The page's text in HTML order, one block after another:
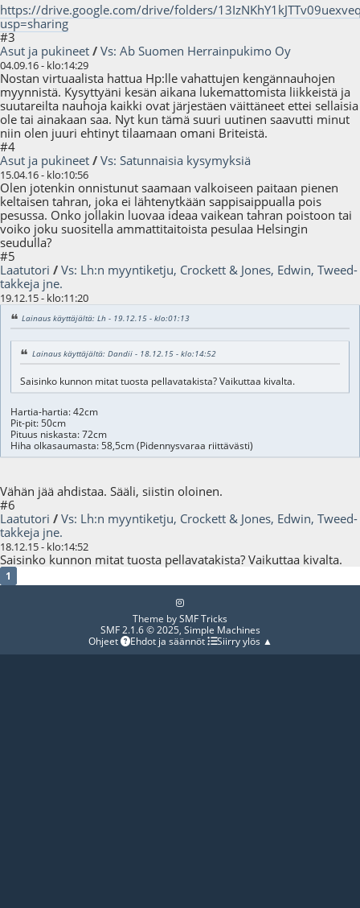
https://drive.google.com/drive/folders/
usp=sharing
#3
Asut ja pukineet / Vs: Ab Suomen Herrainpukimo Oy
04.09.16 - klo:14:29
Nostan virtuaalista hattua Hp:lle vahattujen kengännauhojen
myynnistä. Kysyttyäni kesän aikana lukemattomista liikkeistä ja
suutareilta nauhoja kaikki ovat järjestäen väittäneet ettei sellaisia
ole tai ainakaan saa. Nyt kun tämä suuri uutinen saavutti minut
niin olen juuri ehtinyt tilaamaan omani Briteistä.
#4
Asut ja pukineet / Vs: Satunnaisia kysymyksiä
15.04.16 - klo:10:56
Olen jotenkin onnistunut saamaan valkoiseen paitaan pienen
keltaisen tahran, joka ei lähtenytkään sappisaippualla pois
pesussa. Onko jollakin luovaa ideaa vaikean tahran poistoon tai
voiko joku suositella ammattitaitoista pesulaa Helsingin
seudulla?
#5
Laatutori / Vs: Lh:n myyntiketju, Crockett & Jones, Edwin, Tweed-
takkeja jne.
19.12.15 - klo:11:20
Lainaus käyttäjältä: Lh - 19.12.15 - klo:01:13
Lainaus käyttäjältä: Dandii - 18.12.15 - klo:14:52
Saisinko kunnon mitat tuosta pellavatakista? Vaikuttaa kivalta.
Hartia-hartia: 42cm
Pit-pit: 50cm
Pituus niskasta: 72cm
Hiha olkasaumasta: 58,5cm (Pidennysvaraa riittävästi)
Vähän jää ahdistaa. Sääli, siistin oloinen.
#6
Laatutori / Vs: Lh:n myyntiketju, Crockett & Jones, Edwin, Tweed-
takkeja jne.
18.12.15 - klo:14:52
Saisinko kunnon mitat tuosta pellavatakista? Vaikuttaa kivalta.
1
Theme bySMF Tricks
SMF 2.1.6 © 2025, Simple Machines
Ohjeet
Ehdot ja säännöt Siirry ylös ▲